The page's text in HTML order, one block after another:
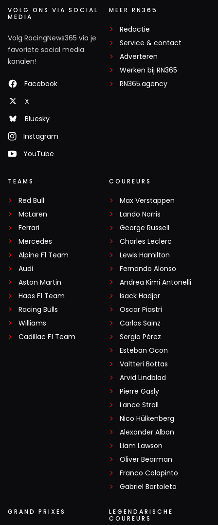
VOLG ONS VIA SOCIAL
MEDIA
Volg RacingNews365 via je
favoriete social media
kanalen!
Facebook
X
Bluesky
Instagram
YouTube
MEER RN365
Redactie
Service & contact
Adverteren
Werken bij RN365
RN365.agency
TEAMS
Red Bull
McLaren
Ferrari
Mercedes
Alpine F1 Team
Audi
Aston Martin
Haas F1 Team
Racing Bulls
Williams
Cadillac F1 Team
COUREURS
Max Verstappen
Lando Norris
George Russell
Charles Leclerc
Lewis Hamilton
Fernando Alonso
Andrea Kimi Antonelli
Isack Hadjar
Oscar Piastri
Carlos Sainz
Sergio Pérez
Esteban Ocon
Valtteri Bottas
Arvid Lindblad
Pierre Gasly
Lance Stroll
Nico Hülkenberg
Alexander Albon
Liam Lawson
Oliver Bearman
Franco Colapinto
Gabriel Bortoleto
GRAND PRIXES
LEGENDARISCHE
COUREURS